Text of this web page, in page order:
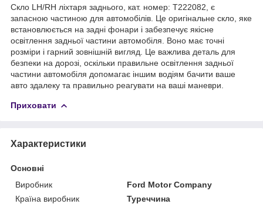
Скло LH/RH ліхтаря заднього, кат. номер: T222082, є
запасною частиною для автомобілів. Це оригінальне скло, яке
встановлюється на задні фонари і забезпечує якісне
освітлення задньої частини автомобіля. Воно має точні
розміри і гарний зовнішній вигляд. Це важлива деталь для
безпеки на дорозі, оскільки правильне освітлення задньої
частини автомобіля допомагає іншим водіям бачити ваше
авто здалеку та правильно реагувати на ваші маневри.
Приховати
Характеристики
Основні
Виробник
Ford Motor Company
Країна виробник
Туреччина